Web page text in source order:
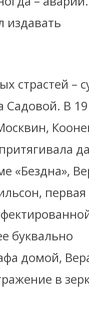
издавать
страстей –
Садовой. В
«Бездна»,
первая
буквально
домой,
в